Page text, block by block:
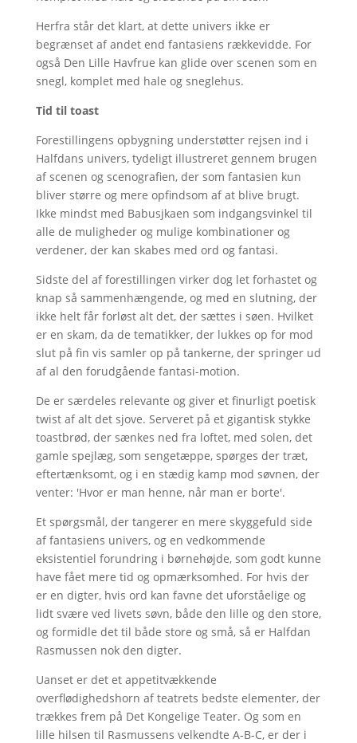
Herfra står det klart, at dette univers ikke er
begrænset af andet end fantasiens rækkevidde. For
også Den Lille Havfrue kan glide over scenen som en
snegl, komplet med hale og sneglehus.
Tid til toast
Forestillingens opbygning understøtter rejsen ind i
Halfdans univers, tydeligt illustreret gennem brugen
af scenen og scenografien, der som fantasien kun
bliver større og mere opfindsom af at blive brugt.
Ikke mindst med Babusjkaen som indgangsvinkel til
alle de muligheder og mulige kombinationer og
verdener, der kan skabes med ord og fantasi.
Sidste del af forestillingen virker dog let forhastet og
knap så sammenhængende, og med en slutning, der
ikke helt får forløst alt det, der sættes i søen. Hvilket
er en skam, da de tematikker, der lukkes op for mod
slut på fin vis samler op på tankerne, der springer ud
af al den forudgående fantasi-motion.
De er særdeles relevante og giver et finurligt poetisk
twist af alt det sjove. Serveret på et gigantisk stykke
toastbrød, der sænkes ned fra loftet, med solen, det
gamle spejlæg, som sengetæppe, spørges der træt,
eftertænksomt, og i en stædig kamp mod søvnen, der
venter: 'Hvor er man henne, når man er borte'.
Et spørgsmål, der tangerer en mere skyggefuld side
af fantasiens univers, og en vedkommende
eksistentiel forundring i børnehøjde, som godt kunne
have fået mere tid og opmærksomhed. For hvis der
er en digter, hvis ord kan favne det uforståelige og
lidt svære ved livets søvn, både den lille og den store,
og formidle det til både store og små, så er Halfdan
Rasmussen nok den digter.
Uanset er det et appetitvækkende
overflødighedshorn af teatrets bedste elementer, der
trækkes frem på Det Kongelige Teater. Og som en
lille hilsen til Rasmussens velkendte A-B-C, er der i